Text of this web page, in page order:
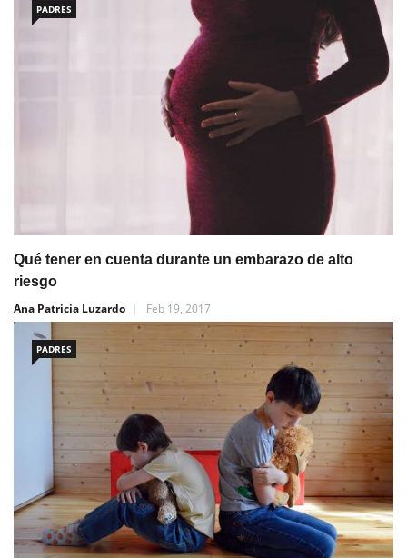
PADRES
Qué tener en cuenta durante un embarazo de alto
riesgo
Ana Patricia Luzardo
Feb 19, 2017
PADRES